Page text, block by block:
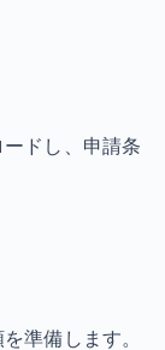
ドし、申請条
準備します。